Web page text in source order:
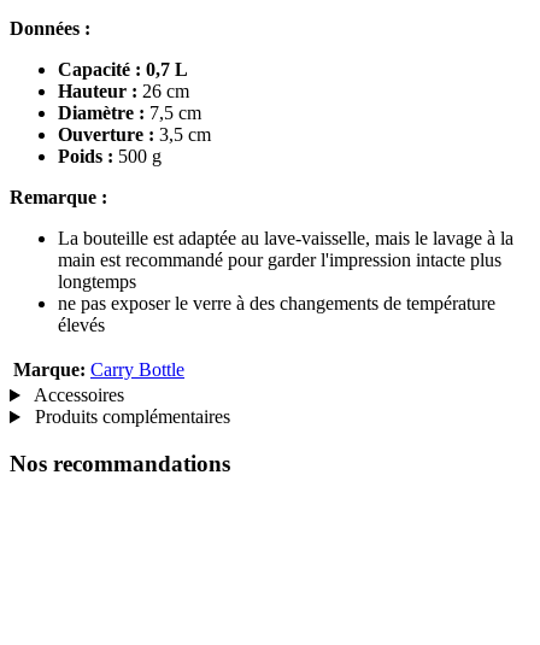
Données :
Capacité : 0,7 L
Hauteur : 26 cm
Diamètre : 7,5 cm
Ouverture : 3,5 cm
Poids : 500 g
Remarque :
La bouteille est adaptée au lave-vaisselle, mais le lavage à la
main est recommandé pour garder l'impression intacte plus
longtemps
ne pas exposer le verre à des changements de température
élevés
Marque: Carry Bottle
Accessoires
Produits complémentaires
Nos recommandations